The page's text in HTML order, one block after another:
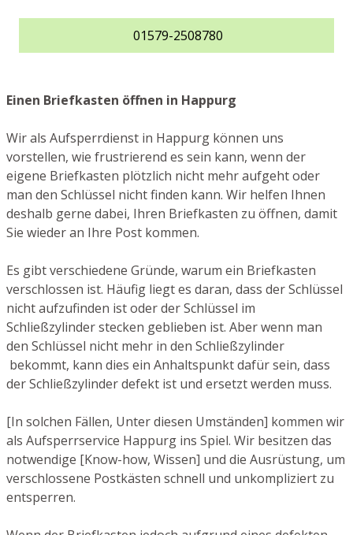
01579-2508780
Einen Briefkasten öffnen in Happurg
Wir als Aufsperrdienst in Happurg können uns
vorstellen, wie frustrierend es sein kann, wenn der
eigene Briefkasten plötzlich nicht mehr aufgeht oder
man den Schlüssel nicht finden kann. Wir helfen Ihnen
deshalb gerne dabei, Ihren Briefkasten zu öffnen, damit
Sie wieder an Ihre Post kommen.
Es gibt verschiedene Gründe, warum ein Briefkasten
verschlossen ist. Häufig liegt es daran, dass der Schlüssel
nicht aufzufinden ist oder der Schlüssel im
Schließzylinder stecken geblieben ist. Aber wenn man
den Schlüssel nicht mehr in den Schließzylinder
bekommt, kann dies ein Anhaltspunkt dafür sein, dass
der Schließzylinder defekt ist und ersetzt werden muss.
[In solchen Fällen, Unter diesen Umständen] kommen wir
als Aufsperrservice Happurg ins Spiel. Wir besitzen das
notwendige [Know-how, Wissen] und die Ausrüstung, um
verschlossene Postkästen schnell und unkompliziert zu
entsperren.